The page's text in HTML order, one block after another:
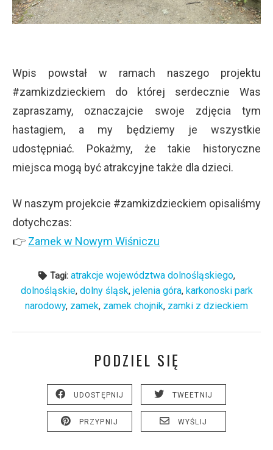
Wpis powstał w ramach naszego projektu
#zamkizdzieckiem do której serdecznie Was
zapraszamy, oznaczajcie swoje zdjęcia tym
hastagiem, a my będziemy je wszystkie
udostępniać. Pokażmy, że takie historyczne
miejsca mogą być atrakcyjne także dla dzieci.
W naszym projekcie #zamkizdzieckiem opisaliśmy
dotychczas:
👉 Zamek w Nowym Wiśniczu
Tagi: atrakcje województwa dolnośląskiego,
dolnośląskie, dolny śląsk, jelenia góra, karkonoski park
narodowy, zamek, zamek chojnik, zamki z dzieckiem
PODZIEL SIĘ
UDOSTĘPNIJ TWEETNIJ
PRZYPNIJ WYŚLIJ